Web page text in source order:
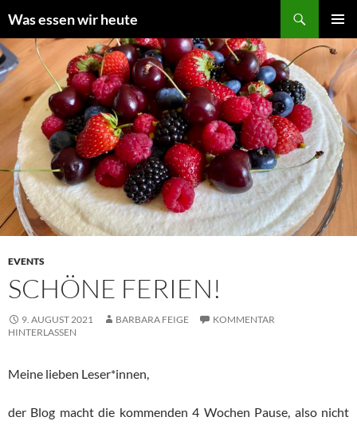
Inhalt
springen
Was essen wir heute
MENÜ
EVENTS
SCHÖNE FERIEN!
9. AUGUST 2021 BARBARA FEIGE
KOMMENTAR
HINTERLASSEN
Meine lieben Leser*innen,
der Blog macht die kommenden 4 Wochen Pause, also nicht